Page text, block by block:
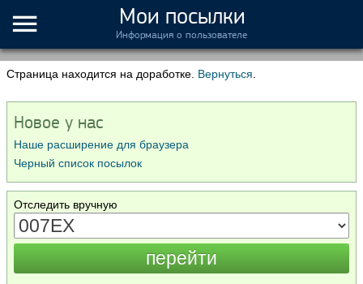
Мои посылки
Информация о пользователе
Страница находится на доработке. Вернуться
Новое у нас
Наше расширение для браузера
Черный список посылок
Отследить вручную